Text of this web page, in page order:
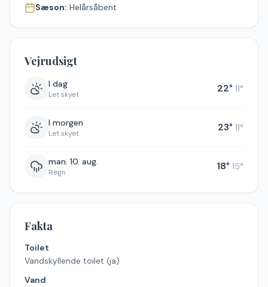
Sæson: Helårsåbent
Vejrudsigt
I dag
Let skyet 22° 11°
I morgen
Let skyet 23° 11°
man. 10. aug.
Regn 18° 15°
Fakta
Toilet
Vandskyllende toilet (ja)
Vand